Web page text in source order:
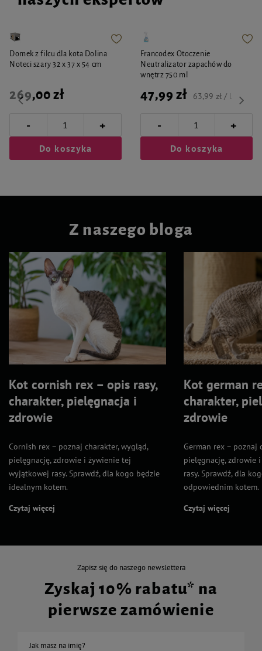
Domek z filcu dla kota Dolina
Noteci szary 32 x 37 x 54 cm
269,00 zł
- +
Do koszyka
Francodex Otoczenie
Neutralizator zapachów do
wnętrz 750 ml
47,99 zł 63,99 zł / l
- +
Do koszyka
Z naszego bloga
Kot cornish rex – opis rasy,
charakter, pielęgnacja i
zdrowie
Cornish rex – poznaj charakter, wygląd,
pielęgnację, zdrowie i żywienie tej
wyjątkowej rasy. Sprawdź, dla kogo będzie
idealnym kotem.
Czytaj więcej
Kot german
charakter,
zdrowie
German rex – poznaj
pielęgnację, zdrowie
rasy. Sprawdź, dla
odpowiednim kotem.
Czytaj więcej
Zapisz się do naszego newslettera
Zyskaj 10% rabatu* na
pierwsze zamówienie
Jak masz na imię?